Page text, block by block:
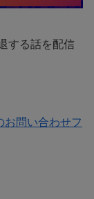
する話を配信
お問い合わせフ